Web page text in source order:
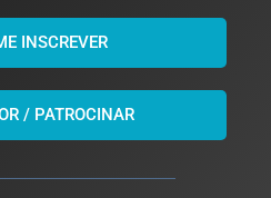
INSCREVER
/ PATROCINAR